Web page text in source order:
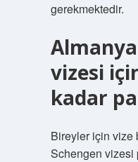
gerekmektedir.
vizesi
kadar
Bireyler için vize
Schengen vizesi